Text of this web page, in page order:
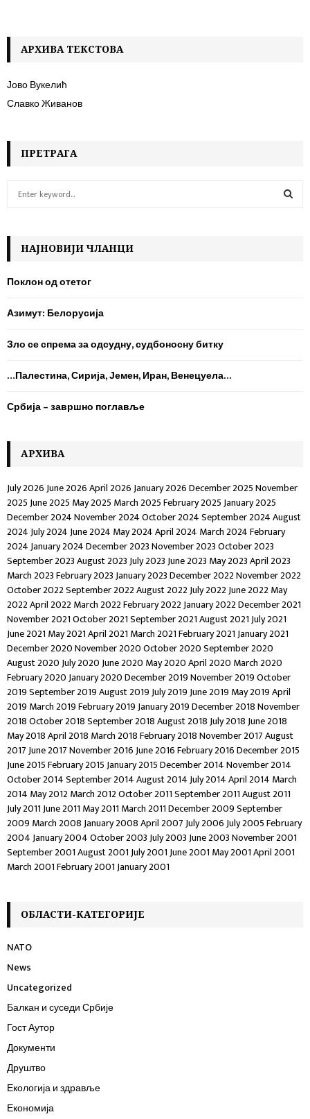
АРХИВА ТЕКСТОВА
Јово Вукелић
Славко Живанов
ПРЕТРАГА
h
f
o
:
НАЈНОВИЈИ ЧЛАНЦИ
Поклон од отетог
Азимут: Белорусија
Зло се спрема за одсудну, судбоносну битку
…Палестина, Сирија, Јемен, Иран, Венецуела…
Србија – завршно поглавље
AРХИВА
July 2026June 2026April 2026January 2026December 2025November
2025June 2025 May 2025 March 2025February 2025January 2025
December 2024November 2024October 2024September 2024August
2024July 2024June 2024 May 2024April 2024 March 2024February
2024January 2024December 2023November 2023October 2023
September 2023August 2023July 2023June 2023 May 2023April 2023
March 2023February 2023January 2023December 2022November 2022
October 2022September 2022August 2022July 2022June 2022 May
2022April 2022 March 2022February 2022January 2022December 2021
November 2021October 2021September 2021August 2021July 2021
June 2021 May 2021April 2021 March 2021February 2021January 2021
December 2020November 2020October 2020September 2020
August 2020July 2020June 2020 May 2020April 2020 March 2020
February 2020January 2020December 2019November 2019October
2019September 2019August 2019July 2019June 2019 May 2019April
2019 March 2019February 2019January 2019December 2018November
2018October 2018September 2018August 2018July 2018June 2018
May 2018April 2018 March 2018February 2018November 2017August
2017June 2017November 2016June 2016February 2016December 2015
June 2015February 2015January 2015December 2014November 2014
October 2014September 2014August 2014July 2014April 2014 March
2014 May 2012 March 2012October 2011September 2011August 2011
July 2011June 2011 May 2011 March 2011December 2009September
2009 March 2008January 2008April 2007July 2006July 2005February
2004January 2004October 2003July 2003June 2003November 2001
September 2001August 2001July 2001June 2001 May 2001April 2001
March 2001February 2001January 2001
ОБЛАСТИ-КАТЕГОРИЈЕ
NATO
News
Uncategorized
Балкан и суседи Србије
Гост Аутор
Документи
Друштво
Екологија и здравље
Економија